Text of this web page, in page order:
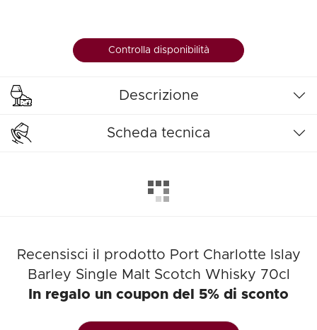
Controlla disponibilità
Descrizione
Scheda tecnica
Recensisci il prodotto Port Charlotte Islay
Barley Single Malt Scotch Whisky 70cl
In regalo un coupon del 5% di sconto